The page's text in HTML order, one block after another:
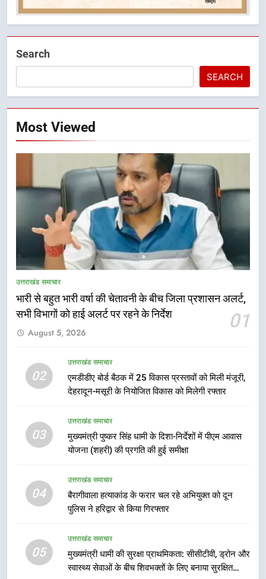
Search
SEARCH
Most Viewed
उत्तराखंड समाचार
भारी से बहुत भारी वर्षा की चेतावनी के बीच जिला प्रशासन अलर्ट,
सभी विभागों को हाई अलर्ट पर रहने के निर्देश
01
August 5, 2026
02
उत्तराखंड समाचार
एमडीडीए बोर्ड बैठक में 25 विकास प्रस्तावों को मिली मंजूरी,
देहरादून-मसूरी के नियोजित विकास को मिलेगी रफ्तार
03
उत्तराखंड समाचार
मुख्यमंत्री पुष्कर सिंह धामी के दिशा-निर्देशों में पीएम आवास
योजना (शहरी) की प्रगति की हुई समीक्षा
04
उत्तराखंड समाचार
बैरागीवाला हत्याकांड के फरार चल रहे अभियुक्त को दून
पुलिस ने हरिद्वार से किया गिरफ्तार
05
उत्तराखंड समाचार
मुख्यमंत्री धामी की सुरक्षा प्राथमिकता: सीसीटीवी, ड्रोन और
स्वास्थ्य सेवाओं के बीच शिवभक्तों के लिए बनाया सुरक्षित
मुख्यमंत्री धामी की सुरक्षा प्राथमिकता:
बीच शिवभक्तों के लिए बनाया सुरक्षित
कांवड़ मार्ग
उत्तराखंड समाचार
उत्तराखंड समाचार
सड़क सुरक्षा पर डीएम का सख्त एक्शन,
ब्लैक स्पॉट होंगे सुरक्षित, हर माह होगी
प्रगति समीक्षा
उत्तराखंड समाचार
8
महाराज की राजस्थान के मुख्यमंत्री से
शिष्टाचार भेंट पर्यटन और सांस्कृतिक
भारी से बहुत भारी वर्षा की चेतावनी के बीच